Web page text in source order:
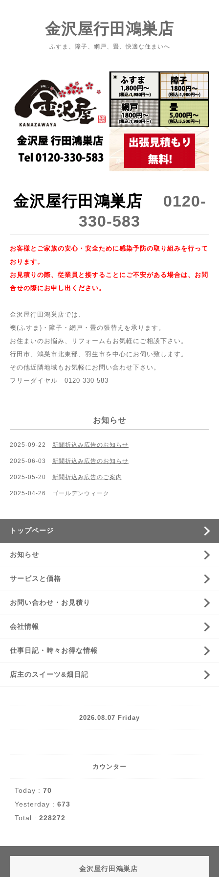
金沢屋行田鴻巣店
ふすま、障子、網戸、畳、快適な住まいへ
金沢屋行田鴻巣店
0120-
330-583
お客様とご家族の安心・安全ために感染予防の取り組みを行って
おります。
お見積りの際、従業員と接することにご不安がある場合は、お問
合せの際にお申し出ください。
金沢屋行田鴻巣店では、
襖(ふすま)・障子・網戸・畳の張替えを承ります。
お住まいのお悩み、リフォームもお気軽にご相談下さい。
行田市、鴻巣市北東部、羽生市を中心にお伺い致します。
その他近隣地域もお気軽にお問い合わせ下さい。
フリーダイヤル 0120-330-583
お知らせ
2025-09-22 新聞折込み広告のお知らせ
2025-06-03 新聞折込み広告のお知らせ
2025-05-20 新聞折込み広告のご案内
2025-04-26 ゴールデンウィーク
トップページ
お知らせ
サービスと価格
お問い合わせ・お見積り
会社情報
仕事日記・時々お得な情報
店主のスイーツ&畑日記
2026.08.07 Friday
カウンター
Today : 70
Yesterday : 673
Total : 228272
金沢屋行田鴻巣店